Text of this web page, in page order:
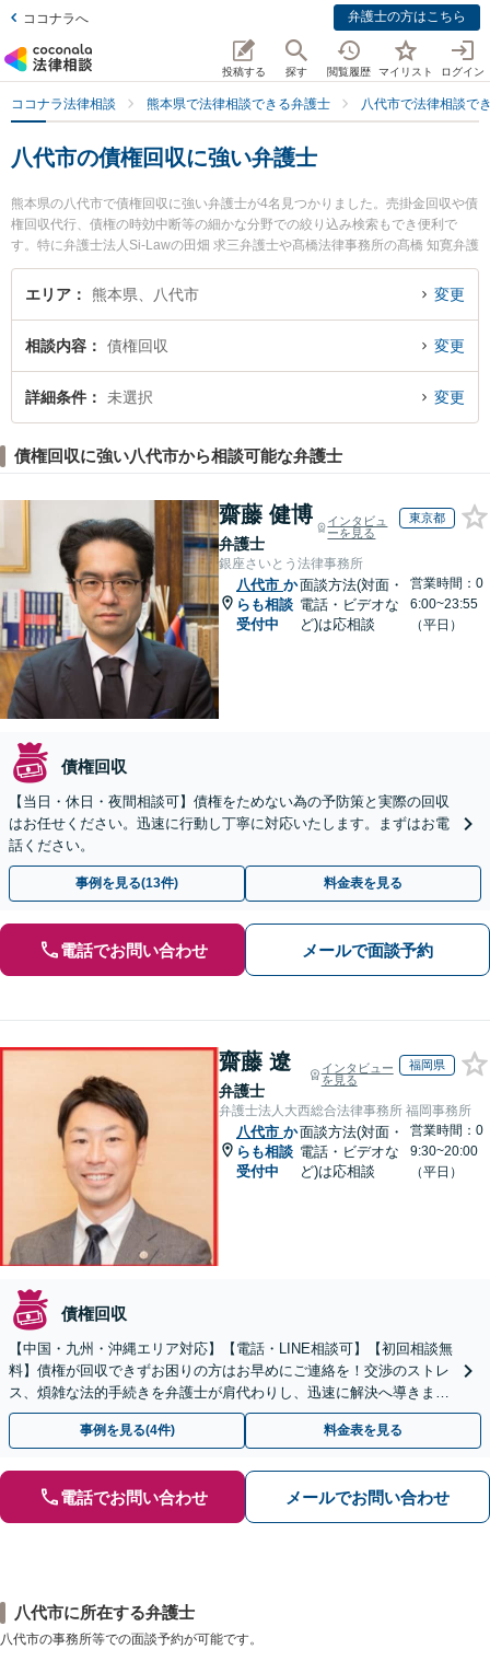
ココナラへ 弁護士の方はこちら
投稿する 探す 閲覧履歴 マイリスト ログイン
ココナラ法律相談 熊本県で法律相談できる弁護士 八代市で法律相談で
八代市の債権回収に強い弁護士
熊本県の八代市で債権回収に強い弁護士が4名見つかりました。売掛金回収や債
権回収代行、債権の時効中断等の細かな分野での絞り込み検索もでき便利で
す。特に弁護士法人Si-Lawの田畑 求三弁護士や髙橋法律事務所の髙橋 知寛弁護
士、弁護士法人Si-Lawの吉田 香織弁護士のプロフィール情報や弁護士費用、強
みなどが注目されています。『八代市で土日や夜間に発生した債権回収のトラ
市内の弁護士に相談予約したい』などでお困りの相談者さんにおすすめです。
エリア 熊本県、八代市 変更
相談内容 債権回収 変更
詳細条件 未選択 変更
債権回収に強い八代市から相談可能な弁護士
齋藤 健博
弁護士
インタビュ
ーを見る
東京都
銀座さいとう法律事務所
八代市 か
らも相談
受付中
面談方法(対面・
電話・ビデオな
ど)は応相談
営業時間：0
6:00~23:55
（平日）
債権回収
【当日・休日・夜間相談可】債権をためない為の予防策と実際の回収
はお任せください。迅速に行動し丁寧に対応いたします。まずはお電
話ください。
事例を見る(13件) 料金表を見る
電話でお問い合わせ メールで面談予約
齋藤 遼
弁護士
インタビュー
を見る
福岡県
弁護士法人大西総合法律事務所 福岡事務所
八代市 か
らも相談
受付中
面談方法(対面・
電話・ビデオな
ど)は応相談
営業時間：0
9:30~20:00
（平日）
債権回収
【中国・九州・沖縄エリア対応】【電話・LINE相談可】【初回相談無
料】債権が回収できずお困りの方はお早めにご連絡を！交渉のストレ
ス、煩雑な法的手続きを弁護士が肩代わりし、迅速に解決へ導きま
す。個人事業主の方もご相談ください。
事例を見る(4件) 料金表を見る
電話でお問い合わせ メールでお問い合わせ
八代市に所在する弁護士
八代市の事務所等での面談予約が可能です。